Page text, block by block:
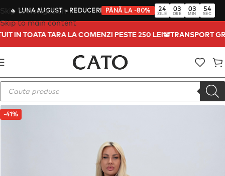
🔥 LUNA AUGUST= REDUCERI PÂNĂ LA -80% 24
ZILE
03
ORE
03
MIN
53
SEC
Skip to navigation
Skip to main content
IN TOATA TARA LA COMENZI PESTE 250 LEI TRANSPORT
-41%